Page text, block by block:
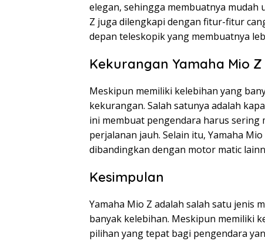
elegan, sehingga membuatnya mudah
Z juga dilengkapi dengan fitur-fitur
depan teleskopik yang membuatnya
Kekurangan Yamaha Mio Z
Meskipun memiliki kelebihan yang
kekurangan. Salah satunya adalah
ini membuat pengendara harus
perjalanan jauh. Selain itu, Yamaha
dibandingkan dengan motor matic
Kesimpulan
Yamaha Mio Z adalah salah satu jenis
banyak kelebihan. Meskipun memiliki
pilihan yang tepat bagi pengendara